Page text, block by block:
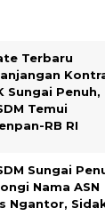
Terbaru
Sungai Penuh,
Temui
RB RI
Sungai
Nama ASN
Ngantor,